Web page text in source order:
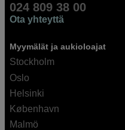
024 809 38 00
Ota yhteyttä
Myymälät ja aukioloajat
Stockholm
Oslo
Helsinki
København
Malmö